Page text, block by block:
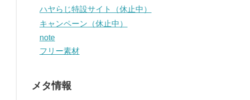
ハヤらじ特設サイト（休止中）
キャンペーン（休止中）
note
フリー素材
メタ情報